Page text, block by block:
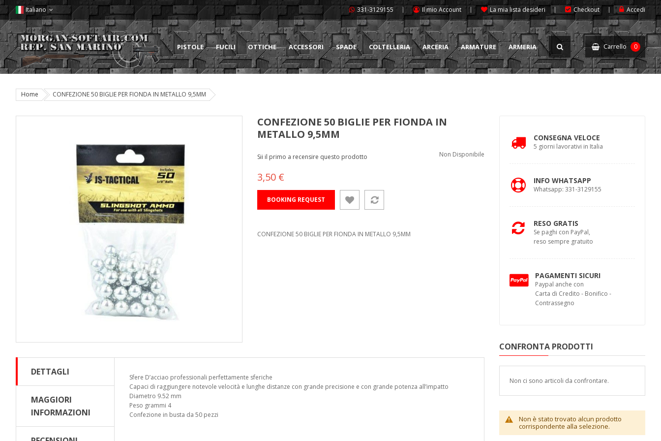
Italiano 331-3129155 Il mio Account La mia lista desideri Checkout Accedi
PISTOLE FUCILI OTTICHE ACCESSORI SPADE COLTELLERIA ARCERIA ARMATURE ARMERIA Carrello 0
Home CONFEZIONE 50 BIGLIE PER FIONDA IN METALLO 9,5MM
CONFEZIONE 50 BIGLIE PER FIONDA IN
METALLO 9,5MM
Non Disponibile
Sii il primo a recensire questo prodotto
3,50 €
BOOKING REQUEST
CONFEZIONE 50 BIGLIE PER FIONDA IN METALLO 9,5MM
DETTAGLI
MAGGIORI
INFORMAZIONI
Sfere D’acciao professionali perfettamente sferiche
Capaci di raggiungere notevole velocità e lunghe distanze con grande precisione e con grande potenza all’impatto
Diametro 9.52 mm
Peso grammi 4
Confezione in busta da 50 pezzi
CONSEGNA VELOCE
5 giorni lavorativi in Italia
INFO WHATSAPP
Whatsapp: 331-3129155
RESO GRATIS
Se paghi con PayPal,
reso sempre gratuito
PAGAMENTI SICURI
Paypal anche con
Carta di Credito - Bonifico -
Contrassegno
CONFRONTA PRODOTTI
Non ci sono articoli da confrontare.
Non è stato trovato alcun prodotto
corrispondente alla selezione.